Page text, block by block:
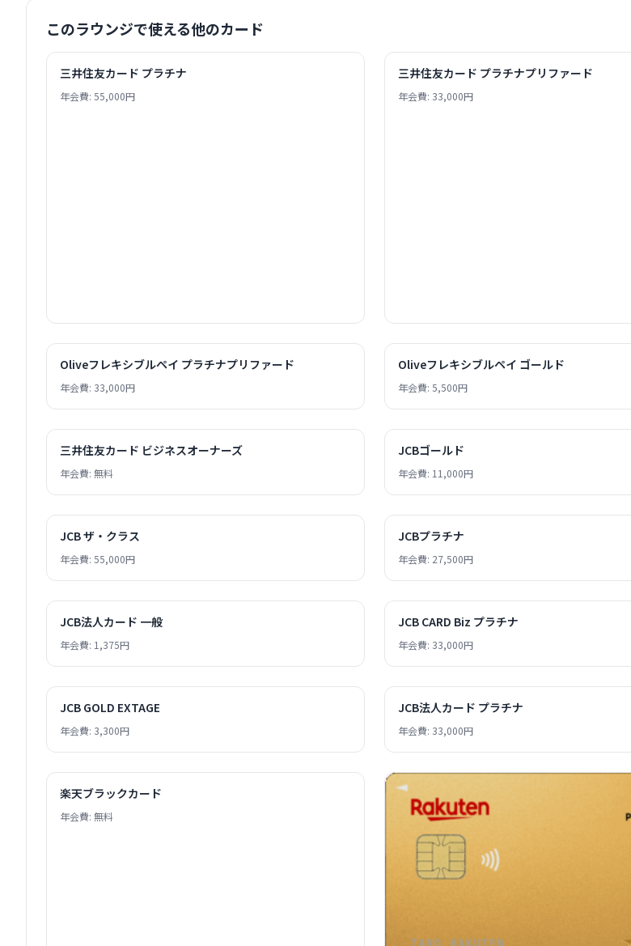
このラウンジで使える他のカード
三井住友カード プラチナ
年会費: 55,000円
三井住友カード プラチナプリファード
年会費: 33,000円
Oliveフレキシブルペイ プラチナプリファード
年会費: 33,000円
Oliveフレキシブルペイ ゴールド
年会費: 5,500円
三井住友カード ビジネスオーナーズ
年会費: 無料
JCBゴールド
年会費: 11,000円
JCB ザ・クラス
年会費: 55,000円
JCBプラチナ
年会費: 27,500円
JCB法人カード 一般
年会費: 1,375円
JCB CARD Biz プラチナ
年会費: 33,000円
JCB GOLD EXTAGE
年会費: 3,300円
JCB法人カード プラチナ
年会費: 33,000円
楽天ブラックカード
年会費: 無料